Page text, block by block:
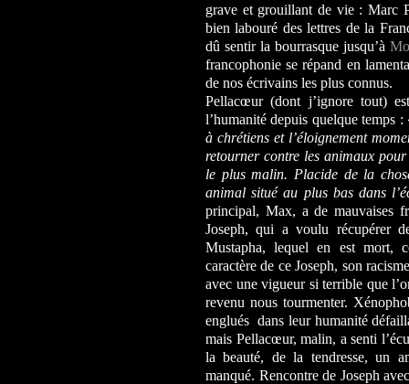
grave et grouillant de vie : Marc
bien labouré des lettres de la
dû sentir la bourrasque jusqu’à
francophonie se répand en
de nos écrivains les plus connus.
Pellacœur (dont j’ignore tout)
l’humanité depuis quelque temps
à chrétiens et l’éloignement
retourner contre les animaux
le plus malin. Placide de la
animal situé au plus bas dans
principal, Max, a de mauvaises
Joseph, qui a voulu récupérer
Mustapha, lequel en est mort,
caractère de ce Joseph, son
avec une vigueur si terrible que
revenu nous tourmenter.
englués dans leur humanité
mais Pellacœur, malin, a senti
la beauté, de la tendresse, un
manqué. Rencontre de Joseph